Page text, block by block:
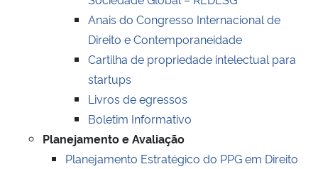
Anais do Congresso Internacional de
Direito e Contemporaneidade
Cartilha de propriedade intelectual para
startups
Livros de egressos
Boletim Informativo
Planejamento e Avaliação
Planejamento Estratégico do PPG em Direito